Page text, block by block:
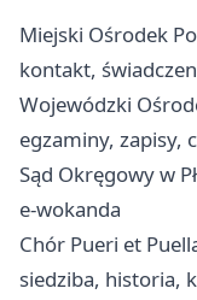
Miejski Ośrodek
kontakt,
Wojewódzki
egzaminy, zapisy,
Sąd Okręgowy w
e-wokanda
Chór Pueri et
siedziba, historia,